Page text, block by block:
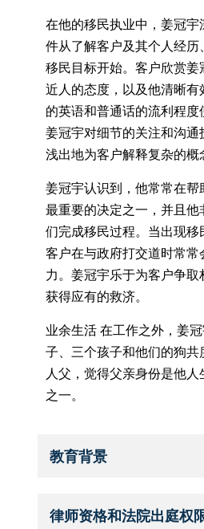
在他的移民执业中，姜冠
件从了解客户及其个人经
移民目标开始。客户欣赏
近人的态度，以及他清晰
的英语和普通话的流利程度
姜冠宇对细节的关注和沟通
浅出地为客户解释复杂的概
姜冠宇认识到，他常常在帮
最重要的决定之一，并且
们完成移民过程。当出现
客户在与政府打交道时常
力。姜冠宇乐于为客户争
获得应有的救济。
业余生活 在工作之外，姜
子、三个孩子和他们的狗
人父，觉得父亲身份是他
之一。
教育背景
律师资格和法院出庭权